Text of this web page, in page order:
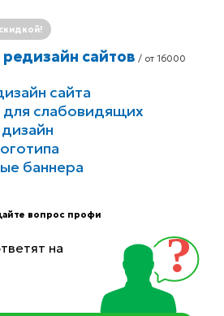
сайтов / от 16000
сайта
слабовидящих
баннера
вопрос профи
на